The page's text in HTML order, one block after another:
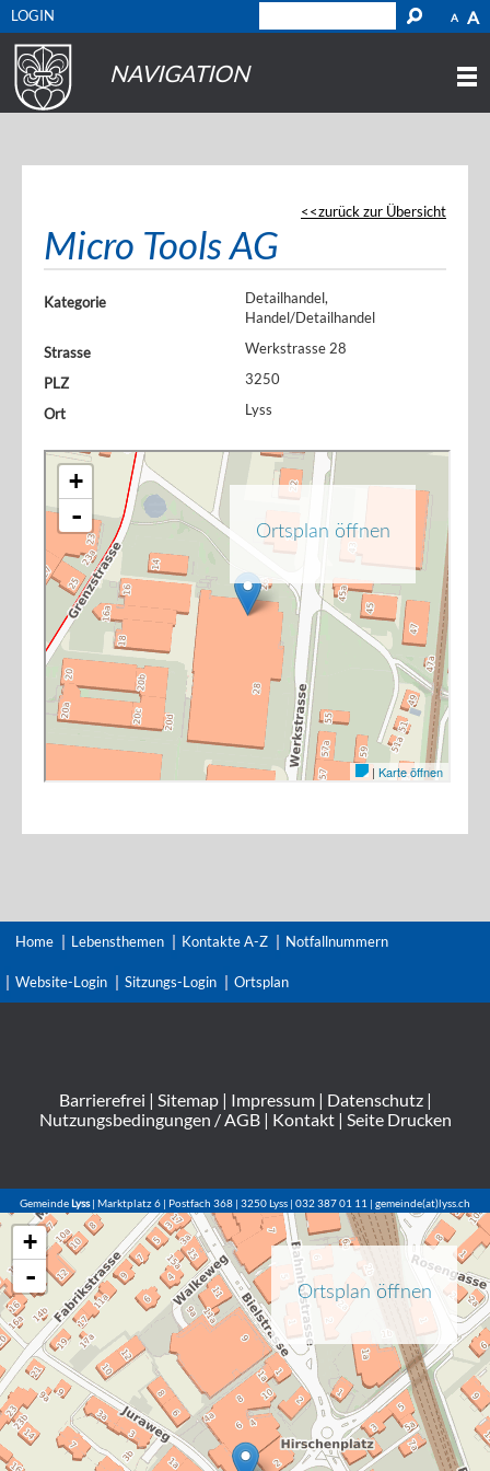
A A
LOGIN
NAVIGATION
zurück zur Übersicht
Micro Tools AG
Kategorie
Detailhandel,
Handel/Detailhandel
Strasse
Werkstrasse 28
PLZ
3250
Ort
Lyss
Home Lebensthemen Kontakte A-Z Notfallnummern
Website-Login Sitzungs-Login Ortsplan
Barrierefrei | Sitemap| Impressum| Datenschutz|
Nutzungsbedingungen / AGB| Kontakt| Seite Drucken
GemeindeLyss| Marktplatz 6 | Postfach 368 | 3250 Lyss | 032 387 01 11 | gemeinde(at)lyss.ch